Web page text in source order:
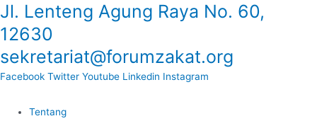
Lewati
ke
konten
Jl. Lenteng Agung Raya No. 60,
12630
sekretariat@forumzakat.org
Facebook Twitter Youtube Linkedin Instagram
Tentang